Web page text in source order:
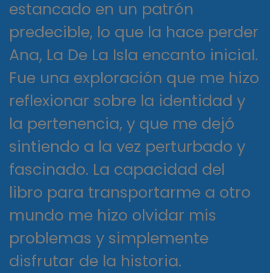
estancado en un patrón
predecible, lo que la hace perder
Ana, La De La Isla encanto inicial.
Fue una exploración que me hizo
reflexionar sobre la identidad y
la pertenencia, y que me dejó
sintiendo a la vez perturbado y
fascinado. La capacidad del
libro para transportarme a otro
mundo me hizo olvidar mis
problemas y simplemente
disfrutar de la historia.